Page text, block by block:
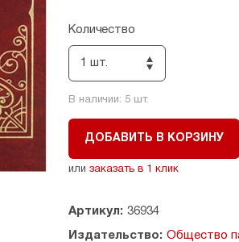
Количество
1 шт.
В наличии: 5шт.
ДОБАВИТЬ В КОРЗИНУ
или заказать в 1 клик
Артикул: 36934
Издательство: Общество